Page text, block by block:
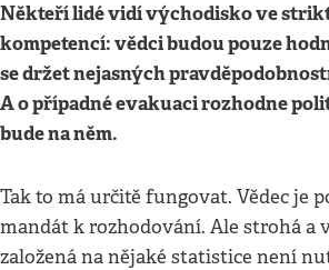
Někteří lidé vidí východisko ve
kompetencí: vědci budou pouze
se držet nejasných
A o případné evakuaci rozhodne
bude na něm.
Tak to má určitě fungovat. Vědec je
mandát k rozhodování. Ale strohá a
založená na nějaké statistice není